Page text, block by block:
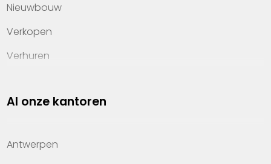
Nieuwbouw
Verkopen
Verhuren
Property management
Kennis van wonen
Al onze kantoren
Antwerpen